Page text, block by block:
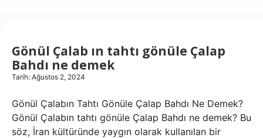
Gönül Çalab ın tahtı gönüle Çalap
Bahdı ne demek
Tarih: Ağustos 2, 2024
Gönül Çalabın Tahtı Gönüle Çalap Bahdı Ne Demek?
Gönül Çalabın tahtı gönüle Çalap Bahdı ne demek? Bu
söz, İran kültüründe yaygın olarak kullanılan bir